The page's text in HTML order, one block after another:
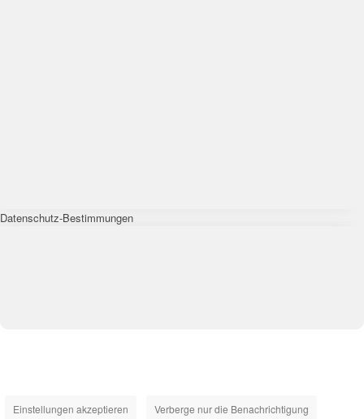
Datenschutz-Bestimmungen
Einstellungen akzeptieren Verberge nur die Benachrichtigung